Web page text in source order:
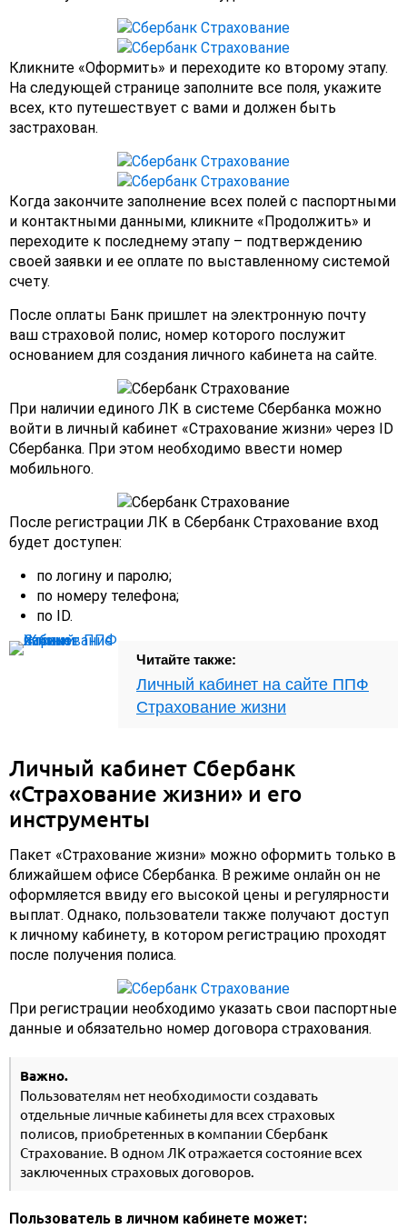
Кликните «Оформить» и переходите ко второму этапу.
На следующей странице заполните все поля, укажите
всех, кто путешествует с вами и должен быть
застрахован.
Когда закончите заполнение всех полей с паспортными
и контактными данными, кликните «Продолжить» и
переходите к последнему этапу – подтверждению
своей заявки и ее оплате по выставленному системой
счету.
После оплаты Банк пришлет на электронную почту
ваш страховой полис, номер которого послужит
основанием для создания личного кабинета на сайте.
При наличии единого ЛК в системе Сбербанка можно
войти в личный кабинет «Страхование жизни» через ID
Сбербанка. При этом необходимо ввести номер
мобильного.
После регистрации ЛК в Сбербанк Страхование вход
будет доступен:
по логину и паролю;
по номеру телефона;
по ID.
Читайте также:
Личный кабинет на сайте ППФ
Страхование жизни
Личный кабинет Сбербанк
«Страхование жизни» и его
инструменты
Пакет «Страхование жизни» можно оформить только в
ближайшем офисе Сбербанка. В режиме онлайн он не
оформляется ввиду его высокой цены и регулярности
выплат. Однако, пользователи также получают доступ
к личному кабинету, в котором регистрацию проходят
после получения полиса.
При регистрации необходимо указать свои паспортные
данные и обязательно номер договора страхования.
Важно.
Пользователям нет необходимости создавать
отдельные личные кабинеты для всех страховых
полисов, приобретенных в компании Сбербанк
Страхование. В одном ЛК отражается состояние всех
заключенных страховых договоров.
Пользователь в личном кабинете может: